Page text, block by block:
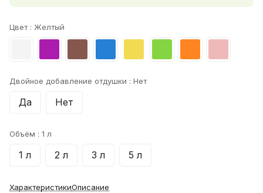
Цвет : Желтый
Двойное добавление отдушки : Нет
Да Нет
Объём : 1 л
1 л 2 л 3 л 5 л
ХарактеристикиОписание